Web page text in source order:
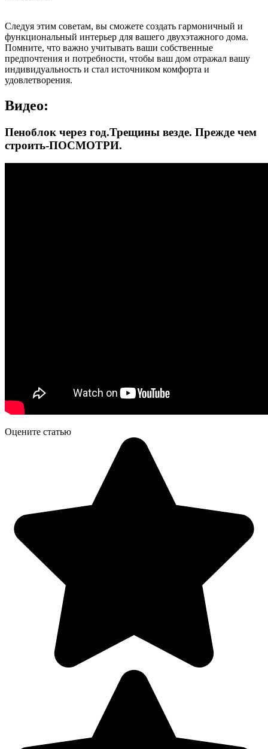
Следуя этим советам, вы сможете создать гармоничный и
функциональный интерьер для вашего двухэтажного дома.
Помните, что важно учитывать ваши собственные
предпочтения и потребности, чтобы ваш дом отражал вашу
индивидуальность и стал источником комфорта и
удовлетворения.
Видео:
Пеноблок через год.Трещины везде. Прежде чем
строить-ПОСМОТРИ.
Оцените статью